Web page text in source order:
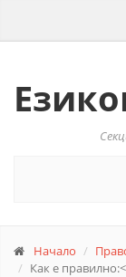
Начало
Как е